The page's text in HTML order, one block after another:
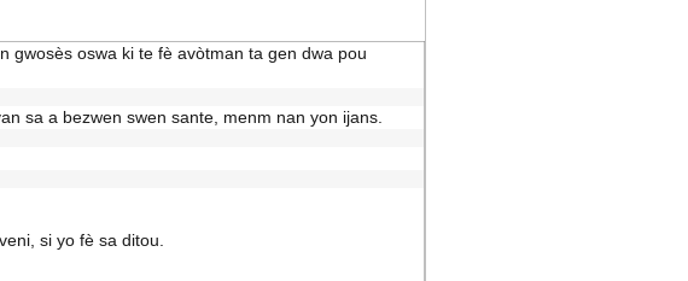
gwosès oswa ki te fè avòtman ta gen dwa pou
sa a bezwen swen sante, menm nan yon ijans.
si yo fè sa ditou.